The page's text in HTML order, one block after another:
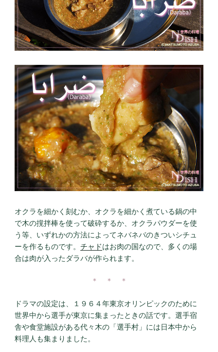
オクラを細かく刻むか、オクラを細かく煮ている鍋の中
で木の撹拌棒を使って破砕するか、オクラパウダーを使
う等、いずれかの方法によってネバネバのきついシチュ
ーを作るものです。 チャドはお肉の国なので、多くの場
合は肉が入ったダラバが作られます。
＊ ＊ ＊
ドラマの設定は、１９６４年東京オリンピックのために
世界中から選手が東京に集まったときの話です。選手宿
舎や食堂施設がある代々木の「選手村」には日本中から
料理人も集まりました。